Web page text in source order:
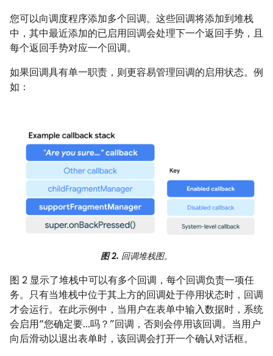
您可以向调度程序添加多个回调。这些回调将添加到堆栈
中，其中最近添加的已启用回调会处理下一个返回手势，且
每个返回手势对应一个回调。
如果回调具有单一职责，则更容易管理回调的启用状态。例
如：
图 2. 回调堆栈图。
图 2 显示了堆栈中可以有多个回调，每个回调负责一项任
务。只有当堆栈中位于其上方的回调处于停用状态时，回调
才会运行。在此示例中，当用户在表单中输入数据时，系统
会启用“您确定要...吗？”回调，否则会停用该回调。当用户
向后滑动以退出表单时，该回调会打开一个确认对话框。